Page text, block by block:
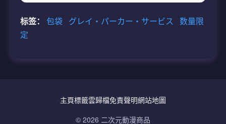
标签： 包袋 グレイ・パーカー・サービス
数量限
定
主頁標籤雲歸檔免責聲明網站地圖
© 2026 二次元動漫商品